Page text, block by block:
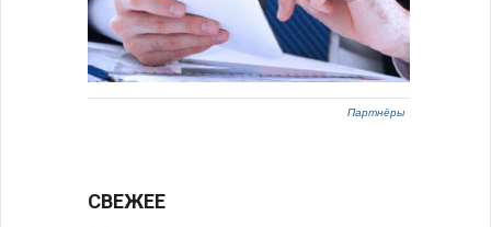
Партнёры
СВЕЖЕЕ